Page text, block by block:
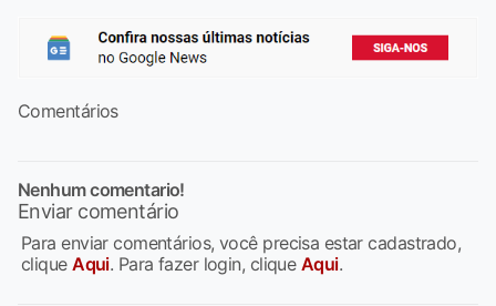
Comentários
Nenhum comentario!
Enviar comentário
Para enviar comentários, você precisa estar cadastrado,
cliqueAqui. Para fazer login, clique Aqui.